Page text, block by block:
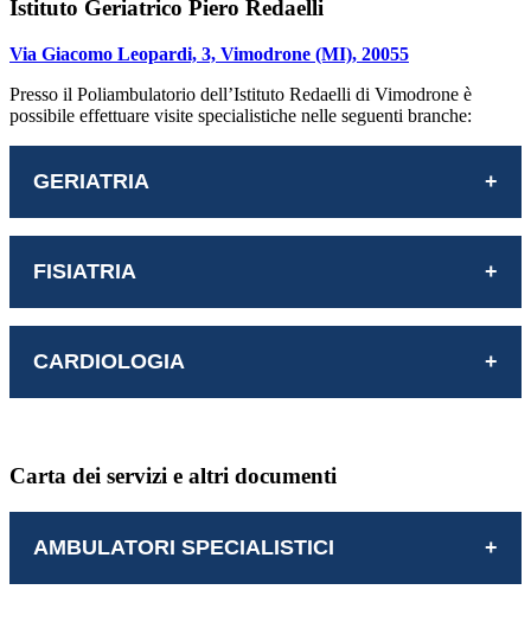
Istituto Geriatrico Piero Redaelli
Via Giacomo Leopardi, 3, Vimodrone (MI), 20055
Presso il Poliambulatorio dell’Istituto Redaelli di Vimodrone è
possibile effettuare visite specialistiche nelle seguenti branche:
GERIATRIA
FISIATRIA
CARDIOLOGIA
Carta dei servizi e altri documenti
AMBULATORI SPECIALISTICI